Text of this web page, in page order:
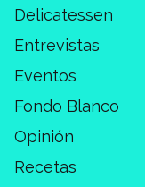
Delicatessen
Entrevistas
Eventos
Fondo Blanco
Opinión
Recetas